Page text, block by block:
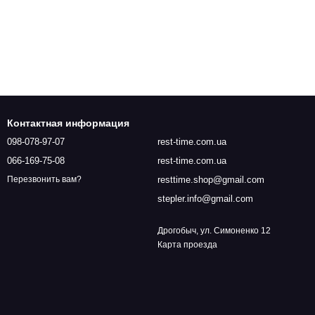
Контактная информация
098-078-97-07
066-169-75-08
Перезвонить вам?
rest-time.com.ua
rest-time.com.ua
resttime.shop@gmail.com
stepler.info@gmail.com
Дрогобыч, ул. Симоненко 12
Карта проезда